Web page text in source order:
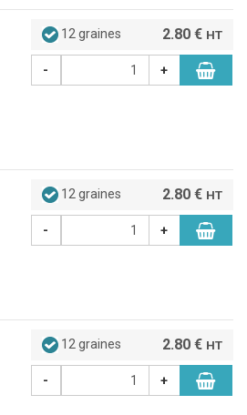
12 graines 2.80 € HT
- +
12 graines 2.80 € HT
- +
12 graines 2.80 € HT
- +